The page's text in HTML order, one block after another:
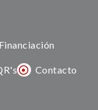
Contacto